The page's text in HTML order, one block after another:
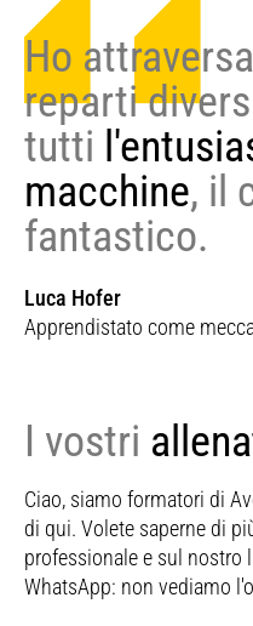
Ho
reparti
tutti
macchine, il
fantastico.
Luca Hofer
Apprendistato come
I vostri
Ciao, siamo formatori di
di qui. Volete saperne di
professionale e sul nostro
WhatsApp: non vediamo